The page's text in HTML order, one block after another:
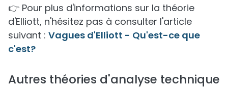
👉 Pour plus d'informations sur la théorie
d'Elliott, n'hésitez pas à consulter l'article
suivant : Vagues d'Elliott - Qu'est-ce que
c'est?
Autres théories d'analyse technique